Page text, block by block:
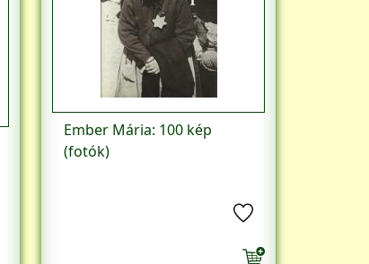
Ember Mária: 100 kép
(fotók)